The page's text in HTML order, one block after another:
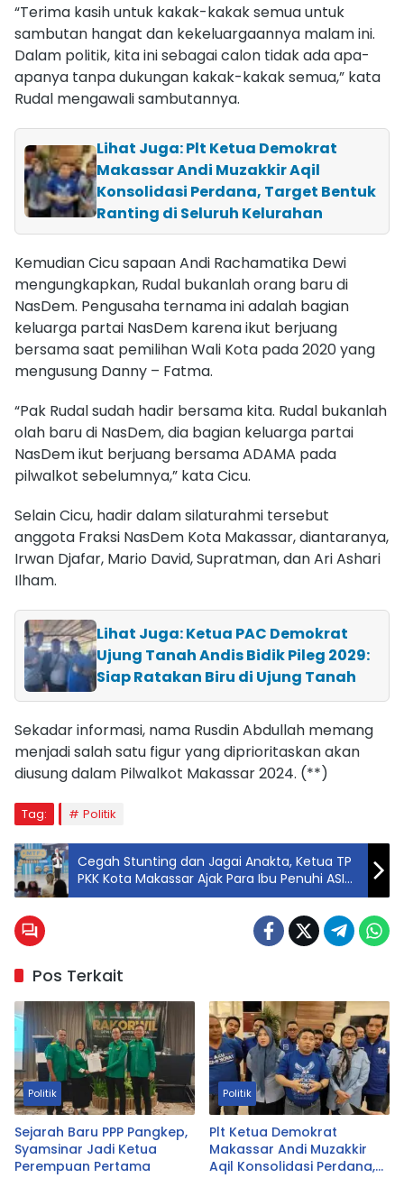
“Terima kasih untuk kakak-kakak semua untuk
sambutan hangat dan kekeluargaannya malam ini.
Dalam politik, kita ini sebagai calon tidak ada apa-
apanya tanpa dukungan kakak-kakak semua,” kata
Rudal mengawali sambutannya.
Lihat Juga: Plt Ketua Demokrat
Makassar Andi Muzakkir Aqil
Konsolidasi Perdana, Target Bentuk
Ranting di Seluruh Kelurahan
Kemudian Cicu sapaan Andi Rachamatika Dewi
mengungkapkan, Rudal bukanlah orang baru di
NasDem. Pengusaha ternama ini adalah bagian
keluarga partai NasDem karena ikut berjuang
bersama saat pemilihan Wali Kota pada 2020 yang
mengusung Danny – Fatma.
“Pak Rudal sudah hadir bersama kita. Rudal bukanlah
olah baru di NasDem, dia bagian keluarga partai
NasDem ikut berjuang bersama ADAMA pada
pilwalkot sebelumnya,” kata Cicu.
Selain Cicu, hadir dalam silaturahmi tersebut
anggota Fraksi NasDem Kota Makassar, diantaranya,
Irwan Djafar, Mario David, Supratman, dan Ari Ashari
Ilham.
Lihat Juga: Ketua PAC Demokrat
Ujung Tanah Andis Bidik Pileg 2029:
Siap Ratakan Biru di Ujung Tanah
Sekadar informasi, nama Rusdin Abdullah memang
menjadi salah satu figur yang diprioritaskan akan
diusung dalam Pilwalkot Makassar 2024. (**)
Tag: Politik
Cegah Stunting dan Jagai Anakta, Ketua TP
PKK Kota Makassar Ajak Para Ibu Penuhi ASI
Anak hingga Dua Tahun
Pos Terkait
Politik
Sejarah Baru PPP Pangkep,
Syamsinar Jadi Ketua
Perempuan Pertama
Politik
Plt Ketua Demokrat
Makassar Andi Muzakkir
Aqil Konsolidasi Perdana,